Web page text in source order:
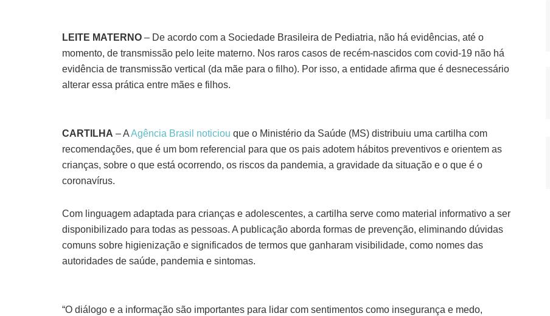
LEITE MATERNO – De acordo com a Sociedade Brasileira de Pediatria, não há evidências, até o
momento, de transmissão pelo leite materno. Nos raros casos de recém-nascidos com covid-19 não há
evidência de transmissão vertical (da mãe para o filho). Por isso, a entidade afirma que é desnecessário
alterar essa prática entre mães e filhos.
CARTILHA – AAgência Brasil noticiou que o Ministério da Saúde (MS) distribuiu uma cartilha com
recomendações, que é um bom referencial para que os pais adotem hábitos preventivos e orientem as
crianças, sobre o que está ocorrendo, os riscos da pandemia, a gravidade da situação e o que é o
coronavírus.
Com linguagem adaptada para crianças e adolescentes, a cartilha serve como material informativo a ser
disponibilizado para todas as pessoas. A publicação aborda formas de prevenção, eliminando dúvidas
comuns sobre higienização e significados de termos que ganharam visibilidade, como nomes das
autoridades de saúde, pandemia e sintomas.
“O diálogo e a informação são importantes para lidar com sentimentos como insegurança e medo,